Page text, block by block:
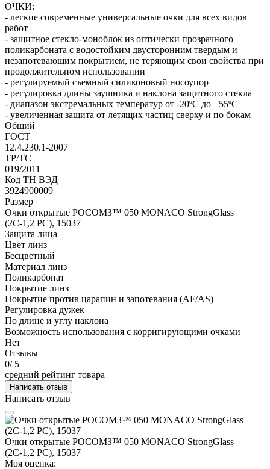
ОЧКИ:
- легкие современные универсальные очки для всех видов
работ
- защитное стекло-моноблок из оптически прозрачного
поликарбоната с водостойким двусторонним твердым и
незапотевающим покрытием, не теряющим свои свойства при
продолжительном использовании
- регулируемый съемный силиконовый носоупор
- регулировка длины заушника и наклона защитного стекла
- диапазон экстремальных температур от -20ºС до +55ºС
- увеличенная защита от летящих частиц сверху и по бокам
Общий
ГОСТ
12.4.230.1-2007
ТР/ТС
019/2011
Код ТН ВЭД
3924900009
Размер
Очки открытые РОСОМЗ™ 050 MONACO StrongGlass
(2С-1,2 PС), 15037
Защита лица
Цвет линз
Бесцветный
Материал линз
Поликарбонат
Покрытие линз
Покрытие против царапин и запотевания (AF/AS)
Регулировка дужек
По длине и углу наклона
Возможность использования с корригирующими очками
Нет
Отзывы
0/ 5
средний рейтинг товара
Написать отзыв
Написать отзыв
Очки открытые РОСОМЗ™ 050 MONACO StrongGlass
(2С-1,2 PС), 15037
Моя оценка: